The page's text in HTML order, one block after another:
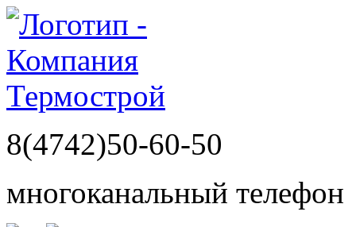
8(4742)50-60-50
многоканальный телефон